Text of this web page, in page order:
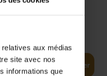
aux médias
site avec nos
informations que
Ajouter au panier